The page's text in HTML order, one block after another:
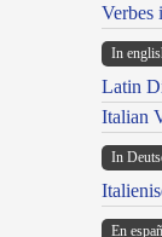
Verbes
In
Latin
Italian
In
En